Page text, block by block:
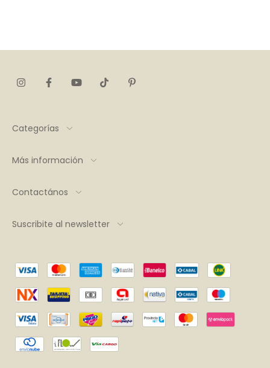
Categorías
Más información
Contactános
Suscribite al newsletter